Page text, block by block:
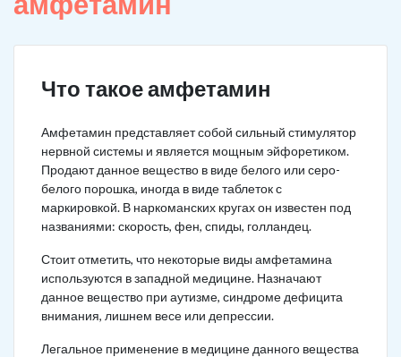
Что такое амфетамин
Амфетамин представляет собой сильный стимулятор
нервной системы и является мощным эйфоретиком.
Продают данное вещество в виде белого или серо-
белого порошка, иногда в виде таблеток с
маркировкой. В наркоманских кругах он известен под
названиями: скорость, фен, спиды, голландец.
Стоит отметить, что некоторые виды амфетамина
используются в западной медицине. Назначают
данное вещество при аутизме, синдроме дефицита
внимания, лишнем весе или депрессии.
Легальное применение в медицине данного вещества